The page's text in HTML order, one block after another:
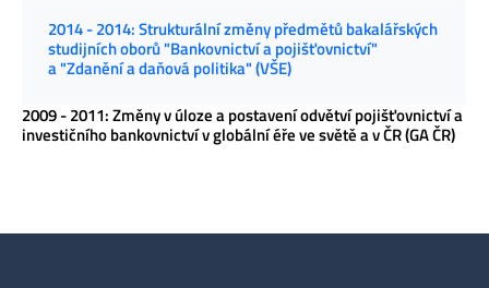
2014 - 2014: Strukturální změny předmětů bakalářských
studijních oborů "Bankovnictví a pojišťovnictví"
a "Zdanění a daňová politika" (VŠE)
2009 - 2011: Změny v úloze a postavení odvětví pojišťovnictví a
investičního bankovnictví v globální éře ve světě a v ČR (GA ČR)